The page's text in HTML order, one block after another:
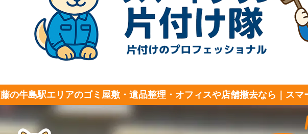
藤の牛島駅エリアのゴミ屋敷・遺品整理・オフィスや店舗撤去なら｜スマ